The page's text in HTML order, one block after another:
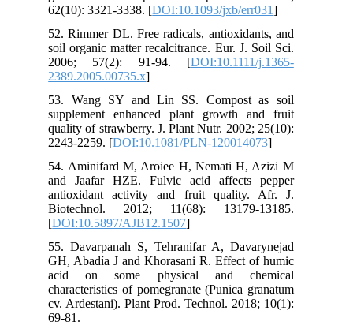
62(10): 3321-3338. [DOI:10.1093/jxb/err031
52. Rimmer DL. Free radicals, antioxidants, and
soil organic matter recalcitrance. Eur. J. Soil Sci.
2006; 57(2): 91-94. [DOI:10.1111/j.1365-
2389.2005.00735.x
53. Wang SY and Lin SS. Compost as soil
supplement enhanced plant growth and fruit
quality of strawberry. J. Plant Nutr. 2002; 25(10):
2243-2259. [DOI:10.1081/PLN-120014073
54. Aminifard M, Aroiee H, Nemati H, Azizi M
and Jaafar HZE. Fulvic acid affects pepper
antioxidant activity and fruit quality. Afr. J.
Biotechnol. 2012; 11(68): 13179-13185.
[DOI:10.5897/AJB12.1507
55. Davarpanah S, Tehranifar A, Davarynejad
GH, Abadía J and Khorasani R. Effect of humic
acid on some physical and chemical
characteristics of pomegranate (Punica granatum
cv. Ardestani). Plant Prod. Technol. 2018; 10(1):
69-81.